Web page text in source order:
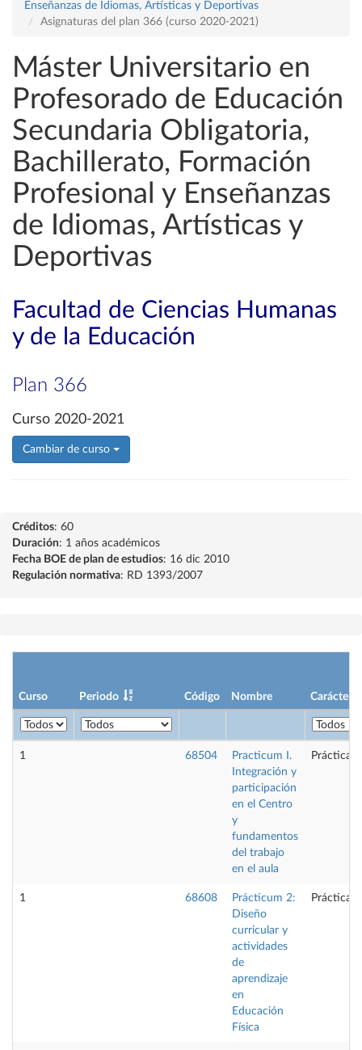
Enseñanzas de Idiomas, Artísticas y Deportivas
Asignaturas del plan 366 (curso 2020-2021)
Máster Universitario en
Profesorado de Educación
Secundaria Obligatoria,
Bachillerato, Formación
Profesional y Enseñanzas
de Idiomas, Artísticas y
Deportivas
Facultad de Ciencias Humanas
y de la Educación
Plan 366
Curso 2020-2021
Cambiar de curso
Créditos: 60
Duración: 1 años académicos
Fecha BOE de plan de estudios: 16 dic 2010
Regulación normativa: RD 1393/2007
Curso Periodo Código Nombre Carácter
1 68504
Practicum I.
Integración y
participación
en el Centro
y
fundamentos
del trabajo
en el aula
Prácticas
1 68608
Prácticum 2:
Diseño
curricular y
actividades
de
aprendizaje
en
Educación
Física
Prácticas